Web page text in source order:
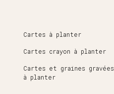
Cartes à planter
Cartes crayon à planter
Cartes et graines gravées
à planter